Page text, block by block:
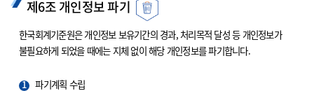
제6조 개인정보 파기
한국회계기준원은 개인정보 보유기간의 경과, 처리목적 달성 등 개인정보가
불필요하게 되었을 때에는 지체 없이 해당 개인정보를 파기합니다.
1
파기계획 수립